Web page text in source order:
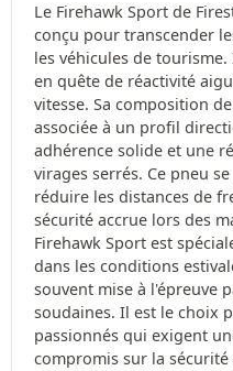
Le Firehawk Sport de
conçu pour transcender
les véhicules de
en quête de réactivité
vitesse. Sa composition
associée à un profil
adhérence solide et une
virages serrés. Ce pneu
réduire les distances de
sécurité accrue lors des
Firehawk Sport est
dans les conditions
souvent mise à l'épreuve
soudaines. Il est le choix
passionnés qui exigent
compromis sur la